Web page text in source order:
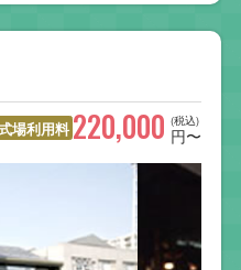
場利用料 (税込)
220,000 円〜